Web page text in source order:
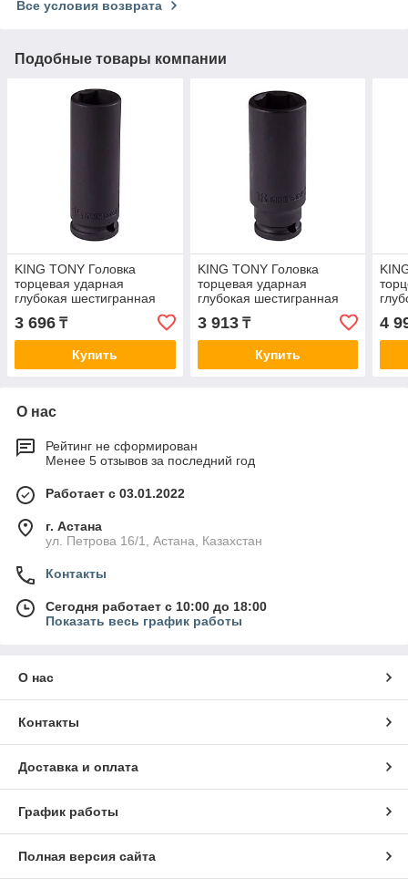
Все условия возврата
Подобные товары компании
KING TONY Головка
торцевая ударная
глубокая шестигранная
343515M
3 696 ₸
Купить
KING TONY Головка
торцевая ударная
глубокая шестигранная
343518M
3 913₸
Купить
4
О нас
Рейтинг не сформирован
Менее 5 отзывов за последний год
Работает с 03.01.2022
г. Астана
ул. Петрова 16/1, Астана, Казахстан
Контакты
Сегодня работает с 10:00 до 18:00
Показать весь график работы
О нас
Контакты
Доставка и оплата
График работы
Полная версия сайта